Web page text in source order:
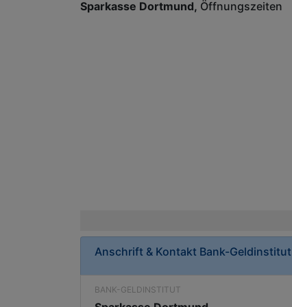
Sparkasse Dortmund Öffnungszeiten
Anschrift & Kontakt Bank-Geldinstitut
BANK-GELDINSTITUT